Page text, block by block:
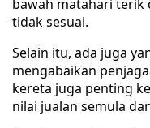
bawah matahari terik
tidak sesuai.
Selain itu, ada juga
mengabaikan
kereta juga penting
nilai jualan semula